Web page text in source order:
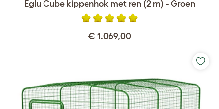
Eglu Cube kippenhok met ren (2 m) - Groen
€ 1.069,00